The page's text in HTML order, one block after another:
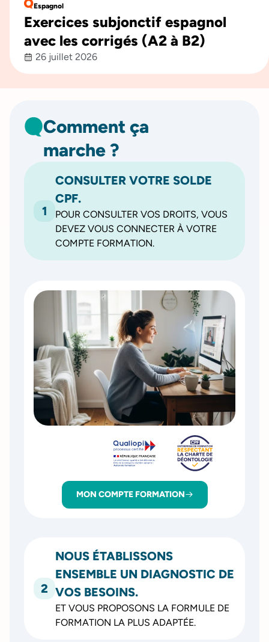
Espagnol
Exercices subjonctif espagnol
avec les corrigés (A2 à B2)
26 juillet 2026
Comment ça
marche ?
1
CONSULTER VOTRE SOLDE
CPF.
POUR CONSULTER VOS DROITS, VOUS
DEVEZ VOUS CONNECTER À VOTRE
COMPTE FORMATION.
2
NOUS ÉTABLISSONS
ENSEMBLE UN DIAGNOSTIC DE
VOS BESOINS.
ET VOUS PROPOSONS LA FORMULE DE
FORMATION LA PLUS ADAPTÉE.
MON COMPTE FORMATION